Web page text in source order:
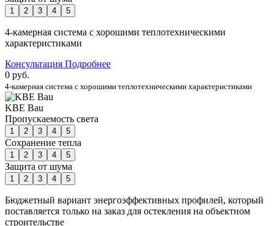
1 2 3 4 5
4-камерная система с хорошими теплотехническими
характеристиками
Консультация Подробнее
0 руб.
4-камерная система с хорошими теплотехническими характеристиками
KBE Bau
Пропускаемость света
1 2 3 4 5
Сохранение тепла
1 2 3 4 5
Защита от шума
1 2 3 4 5
Бюджетный вариант энергоэффективных профилей, который
поставляется только на заказ для остекления на объектном
строительстве